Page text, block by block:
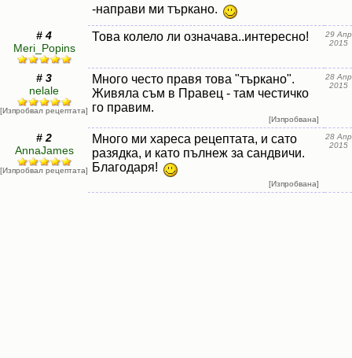
-направи ми търкано.
# 4
Meri_Popins
Това колело ли означава..интересно!
29 Апр
2015
# 3
nelale
[Изпробвал рецептата]
Много често правя това "търкано".
Живяла съм в Правец - там честичко
го правим.
[Изпробвана]
28 Апр
2015
# 2
AnnaJames
[Изпробвал рецептата]
Много ми хареса рецептата, и сато
разядка, и като пълнеж за сандвичи.
Благодаря!
[Изпробвана]
28 Апр
2015